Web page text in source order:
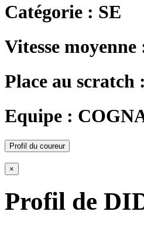
Catégorie : SE
Vitesse
Place au scratch
Equipe :
Profil du coureur
×
Profil de